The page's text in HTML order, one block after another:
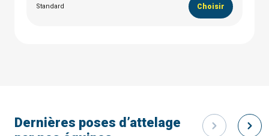
Standard Choisir
Dernières poses d’attelage